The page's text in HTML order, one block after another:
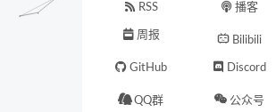
RSS 播客
周报 Bilibili
GitHub Discord
QQ群 公众号